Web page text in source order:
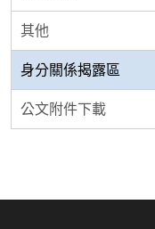
其他
身分關係揭露區
公文附件下載